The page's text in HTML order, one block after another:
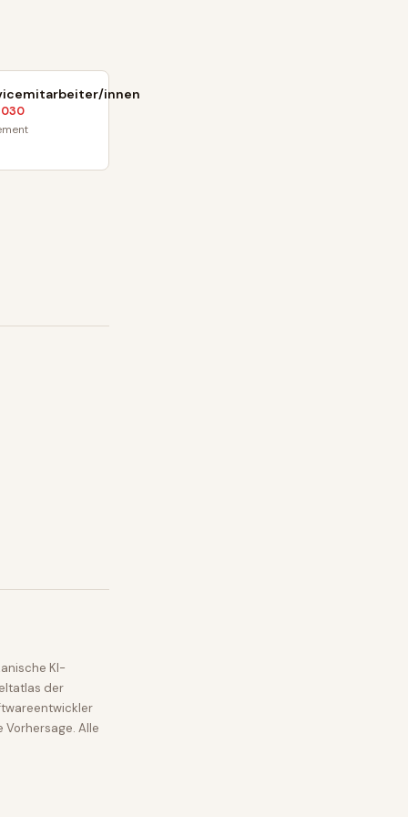
innen
KI-
der
Vorhersage. Alle